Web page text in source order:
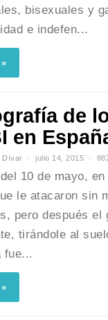
bisexuales y
e indefen...
de
en
Dívar julio 14, 2015
10 de mayo,
le atacaron sin
pero después
tirándole al
fue...